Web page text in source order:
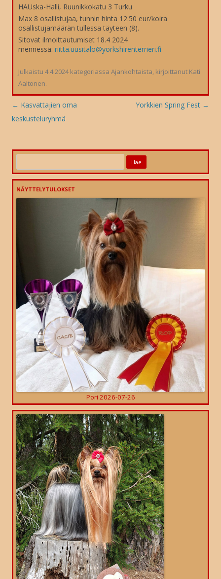
HAUska-Halli, Ruunikkokatu 3 Turku
Max 8 osallistujaa, tunnin hinta 12.50 eur/koira
osallistujamäärän tullessa täyteen (8).
Sitovat ilmoittautumiset 18.4 2024
mennessä: riitta.uusitalo@yorkshirenterrieri.fi
Julkaistu 4.4.2024kategoriassa Ajankohtaista, kirjoittanut Kati
Aaltonen.
Artikkelien
selaus
← Kasvattajien oma
keskusteluryhmä
Yorkkien Spring Fest →
NÄYTTELYTULOKSET
Pori 2026-07-26